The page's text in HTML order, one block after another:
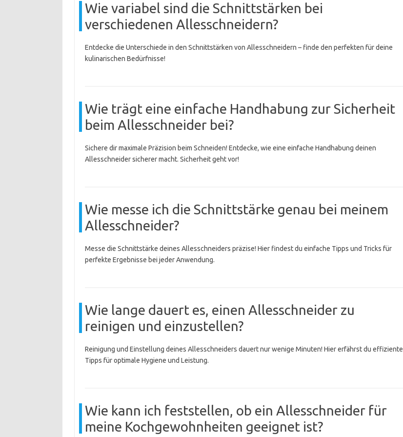
Wie variabel sind die Schnittstärken bei
verschiedenen Allesschneidern?
Entdecke die Unterschiede in den Schnittstärken von Allesschneidern – finde den perfekten für deine
kulinarischen Bedürfnisse!
Wie trägt eine einfache Handhabung zur Sicherheit
beim Allesschneider bei?
Sichere dir maximale Präzision beim Schneiden! Entdecke, wie eine einfache Handhabung deinen
Allesschneider sicherer macht. Sicherheit geht vor!
Wie messe ich die Schnittstärke genau bei meinem
Allesschneider?
Messe die Schnittstärke deines Allesschneiders präzise! Hier findest du einfache Tipps und Tricks für
perfekte Ergebnisse bei jeder Anwendung.
Wie lange dauert es, einen Allesschneider zu
reinigen und einzustellen?
Reinigung und Einstellung deines Allesschneiders dauert nur wenige Minuten! Hier erfährst du effiziente
Tipps für optimale Hygiene und Leistung.
Wie kann ich feststellen, ob ein Allesschneider für
meine Kochgewohnheiten geeignet ist?